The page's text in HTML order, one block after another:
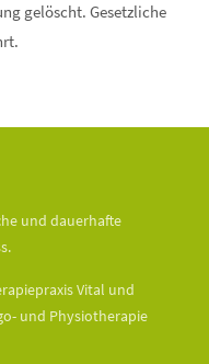
gelöscht. Gesetzliche
und dauerhafte
Vital und
und Physiotherapie